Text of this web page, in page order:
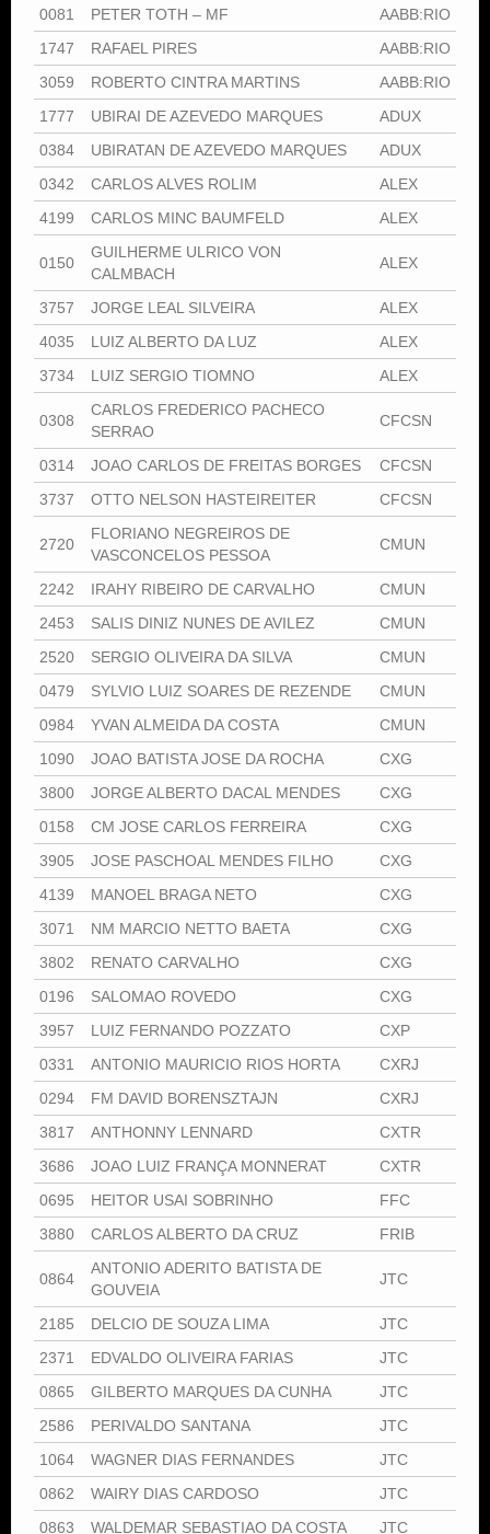
0081
PETER TOTH – MF
AABB:RIO
1747
RAFAEL PIRES
AABB:RIO
3059
ROBERTO CINTRA MARTINS
AABB:RIO
1777
UBIRAI DE AZEVEDO MARQUES
ADUX
0384
UBIRATAN DE AZEVEDO MARQUES
ADUX
0342
CARLOS ALVES ROLIM
ALEX
4199
CARLOS MINC BAUMFELD ALEX
0150
GUILHERME ULRICO VON
CALMBACH
ALEX
3757 JORGE LEAL SILVEIRA
ALEX
4035
LUIZ ALBERTO DA LUZ
ALEX
3734
LUIZ SERGIO TIOMNO ALEX
0308
CARLOS FREDERICO PACHECO
SERRAO
CFCSN
0314 JOAO CARLOS DE FREITAS BORGES
CFCSN
3737
OTTO NELSON HASTEIREITER CFCSN
2720
FLORIANO NEGREIROS DE
VASCONCELOS PESSOA
CMUN
2242 IRAHY RIBEIRO DE CARVALHO
CMUN
2453
SALIS DINIZ NUNES DE AVILEZ
CMUN
2520
SERGIO OLIVEIRA DA SILVA
CMUN
0479
SYLVIO LUIZ SOARES DE REZENDE
CMUN
0984
YVAN ALMEIDA DA COSTA
CMUN
1090
JOAO BATISTA JOSE DA ROCHA
CXG
3800
JORGE ALBERTO DACAL MENDES
CXG
0158
CM JOSE CARLOS FERREIRA
CXG
3905
JOSE PASCHOAL MENDES FILHO
CXG
4139
MANOEL BRAGA NETO
CXG
3071
NM MARCIO NETTO BAETA
CXG
3802
RENATO CARVALHO
CXG
0196
SALOMAO ROVEDO
CXG
3957
LUIZ FERNANDO POZZATO
CXP
0331
ANTONIO MAURICIO RIOS HORTA
CXRJ
0294
FM DAVID BORENSZTAJN
CXRJ
3817
ANTHONNY LENNARD
CXTR
3686
JOAO LUIZ FRANÇA MONNERAT
CXTR
0695
HEITOR USAI SOBRINHO
FFC
3880
CARLOS ALBERTO DA CRUZ FRIB
0864
ANTONIO ADERITO BATISTA DE
GOUVEIA
JTC
2185 DELCIO DE SOUZA LIMA
JTC
2371
EDVALDO OLIVEIRA FARIAS
JTC
0865
GILBERTO MARQUES DA CUNHA
JTC
2586
PERIVALDO SANTANA
JTC
1064
WAGNER DIAS FERNANDES
JTC
0862
WAIRY DIAS CARDOSO
JTC
0863
WALDEMAR SEBASTIAO DA COSTA JTC